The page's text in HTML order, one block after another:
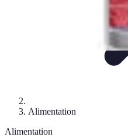
Alimentation
Alimentation